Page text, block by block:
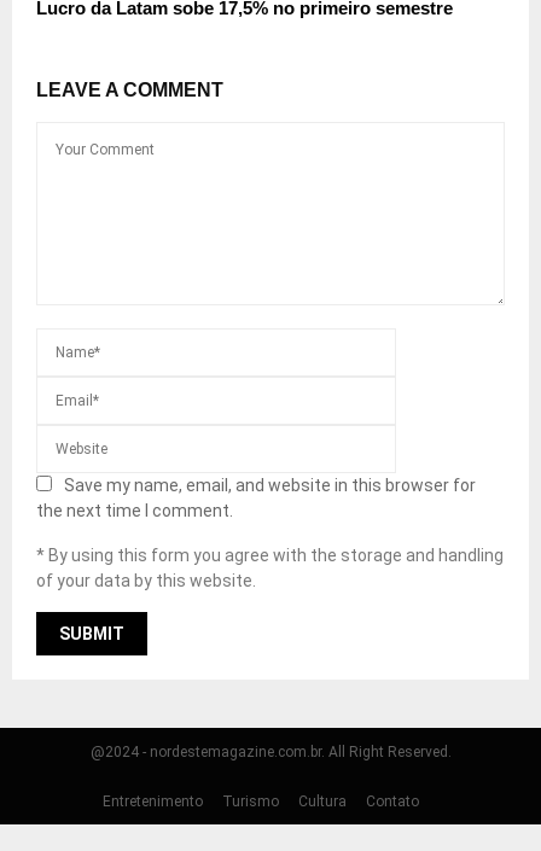
Lucro da Latam sobe 17,5% no primeiro semestre
LEAVE A COMMENT
Save my name, email, and website in this browser for
the next time I comment.
* By using this form you agree with the storage and handling
of your data by this website.
@2024 - nordestemagazine.com.br. All Right Reserved.
Entretenimento Turismo Cultura Contato